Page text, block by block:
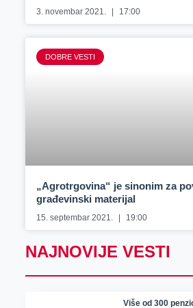
3. novembar 2021. 17:00
DOBRE VESTI
„Agrotrgovina“ je sinonim za
građevinski materijal
15. septembar 2021. 19:00
NAJNOVIJE VESTI
Više od 300